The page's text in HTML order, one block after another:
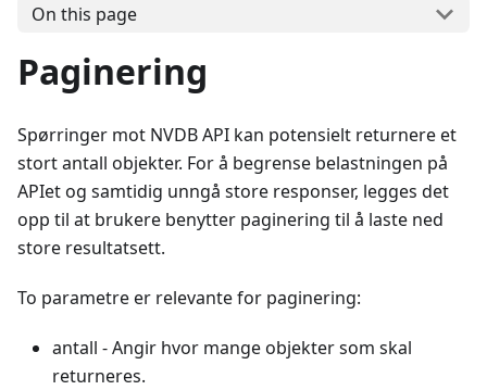
On this page
Paginering
Spørringer mot NVDB API kan potensielt returnere et
stort antall objekter. For å begrense belastningen på
APIet og samtidig unngå store responser, legges det
opp til at brukere benytter paginering til å laste ned
store resultatsett.
To parametre er relevante for paginering:
antall - Angir hvor mange objekter som skal
returneres.